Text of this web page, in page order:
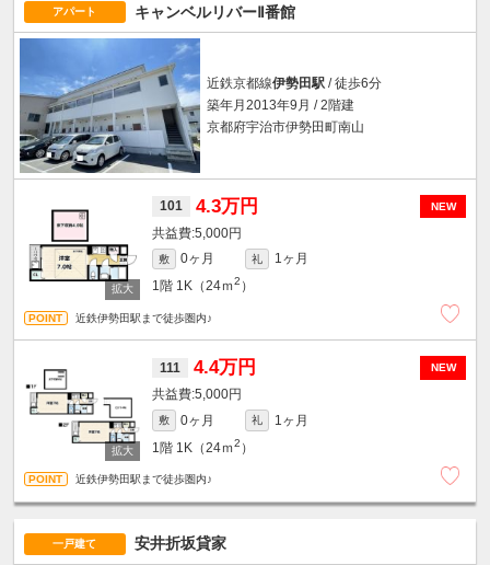
アパート キャンベルリバーⅡ番館
近鉄京都線伊勢田駅/ 徒歩6分
築年月2013年9月 / 2階建
京都府宇治市伊勢田町南山
NEW
101 4.3万円
5,000円
敷 0ヶ月 礼
1ヶ月
1階 1K（24ｍ2 ）
近鉄伊勢田駅まで徒歩圏内♪
NEW
111 4.4万円
5,000円
敷 0ヶ月 礼
1ヶ月
1階 1K（24ｍ2 ）
近鉄伊勢田駅まで徒歩圏内♪
一戸建て 安井折坂貸家